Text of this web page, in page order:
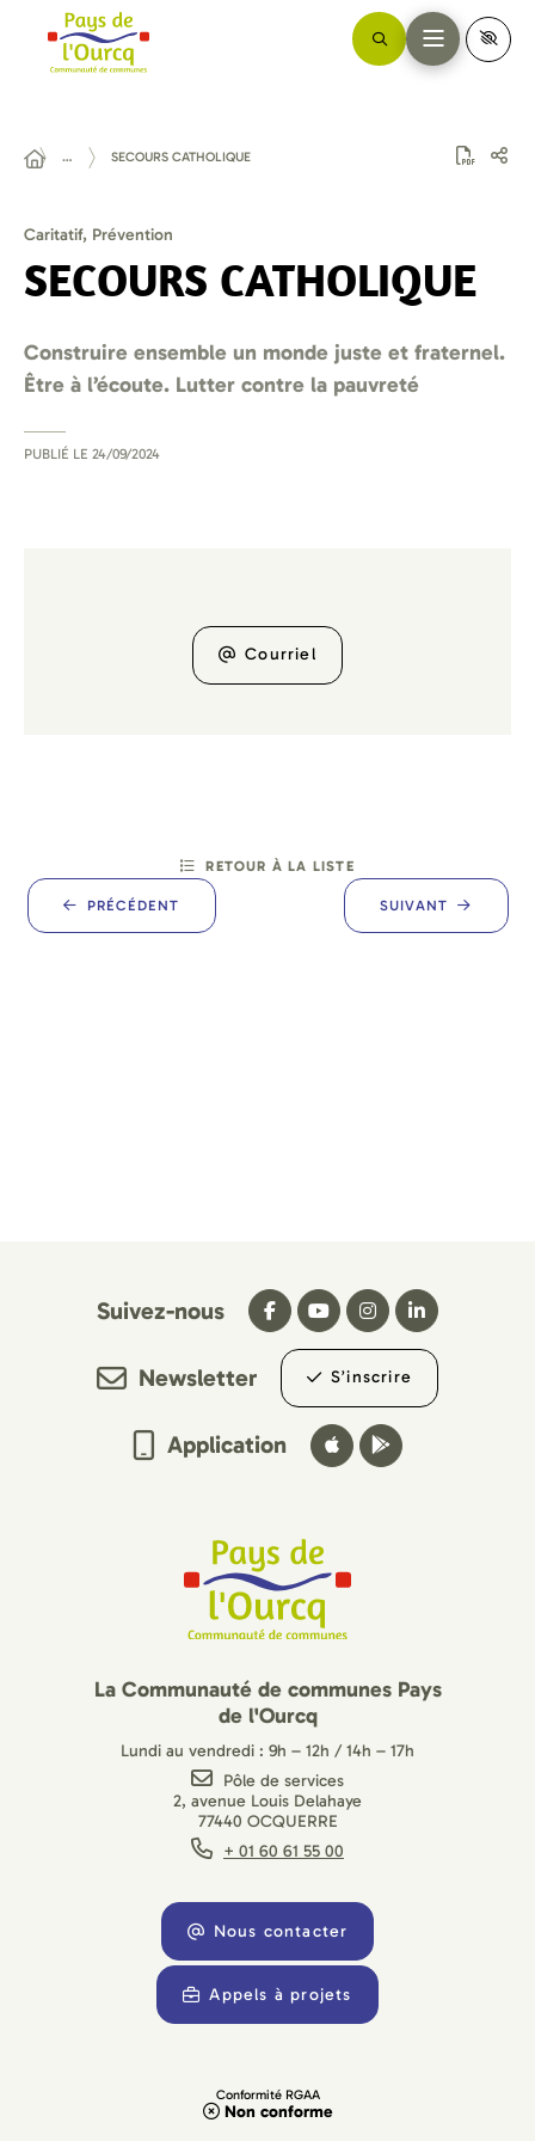
… SECOURS CATHOLIQUE
Caritatif, Prévention
SECOURS CATHOLIQUE
Construire ensemble un monde juste et fraternel.
Être à l’écoute. Lutter contre la pauvreté
PUBLIÉ LE 24/09/2024
Courriel
PRÉCÉDENT
RETOUR À LA LISTE
SUIVANT
Suivez-nous
Newsletter S’inscrire
Application
La Communauté de communes Pays
de l'Ourcq
Lundi au vendredi : 9h – 12h / 14h – 17h
Pôle de services
2, avenue Louis Delahaye
77440 OCQUERRE
+ 01 60 61 55 00
Nous contacter
Appels à projets
Conformité RGAA
Non conforme